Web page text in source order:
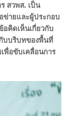
สวพส. เป็น
ข่ายและผู้ประกอบ
อคิดเห็นเกี่ยวกับ
บบริบทของพื้นที่
พื่อขับเคลื่อนการ